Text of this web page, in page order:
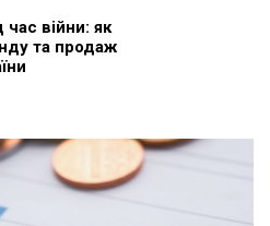
час війни: як
та продаж